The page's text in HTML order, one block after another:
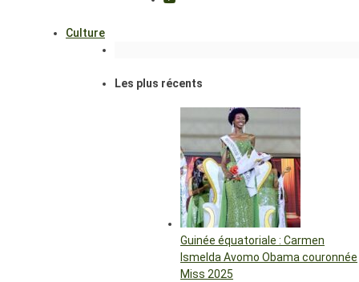
Culture
Les plus récents
Guinée équatoriale : Carmen
Ismelda Avomo Obama couronnée
Miss 2025